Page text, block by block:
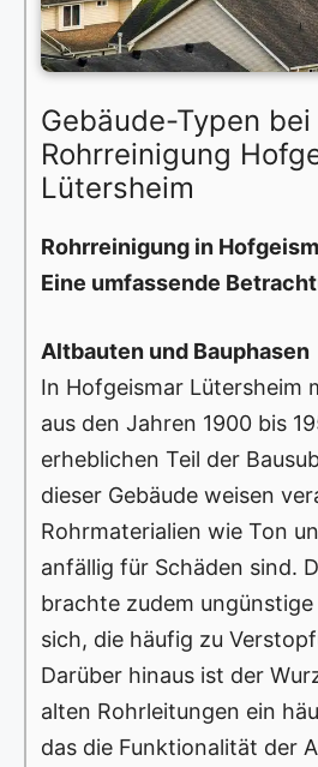
Gebäude-Typen
Rohrreinigung
Lütersheim
Rohrreinigung in
Eine umfassende
Altbauten und Bauphasen
In Hofgeismar Lütersheim
aus den Jahren 1900 bis
erheblichen Teil der
dieser Gebäude weisen
Rohrmaterialien wie Ton
anfällig für Schäden sind.
brachte zudem
sich, die häufig zu
Darüber hinaus ist der
alten Rohrleitungen ein
das die Funktionalität der